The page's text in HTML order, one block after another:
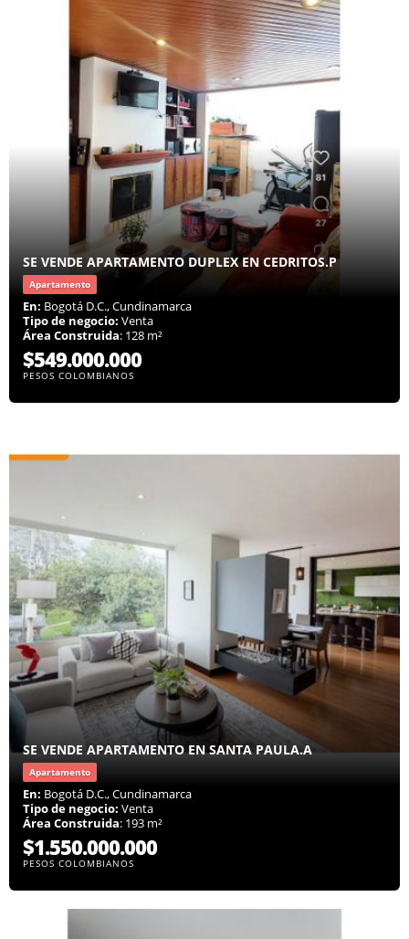
SE VENDE APARTAMENTO DUPLEX EN CEDRITOS.P
Apartamento
En: Bogotá D.C., Cundinamarca
Tipo de negocio: Venta
Área Construida: 128 m²
$549.000.000
PESOS COLOMBIANOS
SE VENDE APARTAMENTO EN SANTA PAULA.A
Apartamento
En: Bogotá D.C., Cundinamarca
Tipo de negocio: Venta
Área Construida: 193 m²
$1.550.000.000
PESOS COLOMBIANOS